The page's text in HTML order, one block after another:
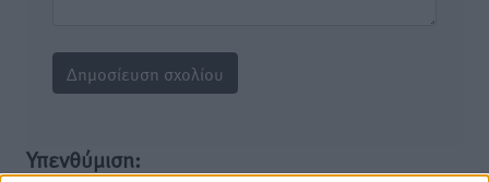
Υπενθύμιση: